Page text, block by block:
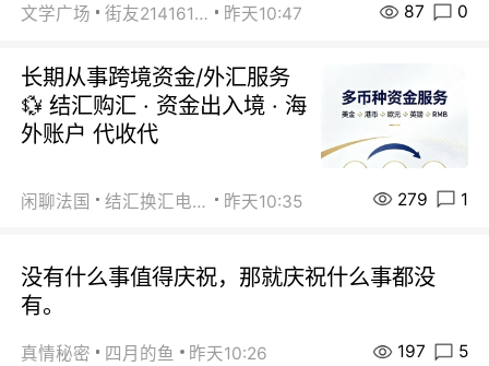
文学广场 街友21416156 昨天10:47 87 0
长期从事跨境资金/外汇服务
💱 结汇购汇 · 资金出入境 · 海
外账户 代收代
闲聊法国 结汇换汇电汇 昨天10:35 279 1
没有什么事值得庆祝，那就庆祝什么事都没
有。
真情秘密 四月的鱼 昨天10:26 197 5